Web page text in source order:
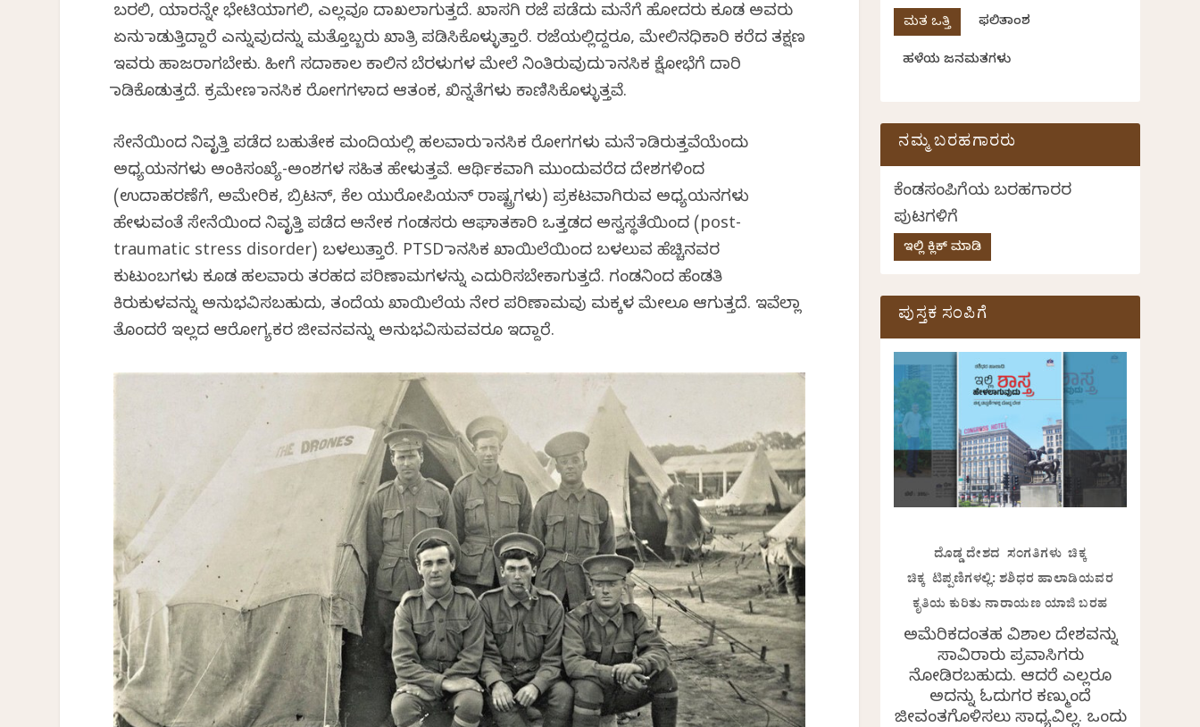
ಬರಲಿ, ಯಾರನ್ನೇ ಭೇಟಿಯಾಗಲಿ, ಎಲ್ಲವೂ ದಾಖಲಾಗುತ್ತದೆ. ಖಾಸಗಿ ರಜೆ ಪಡೆದು ಮನೆಗೆ ಹೋದರು ಕೂಡ ಅವರು
ಏನು ಮಾಡುತ್ತಿದ್ದಾರೆ ಎನ್ನುವುದನ್ನು ಮತ್ತೊಬ್ಬರು ಖಾತ್ರಿ ಪಡಿಸಿಕೊಳ್ಳುತ್ತಾರೆ. ರಜೆಯಲ್ಲಿದ್ದರೂ, ಮೇಲಿನಧಿಕಾರಿ ಕರೆದ ತಕ್ಷಣ
ಇವರು ಹಾಜರಾಗಬೇಕು. ಹೀಗೆ ಸದಾಕಾಲ ಕಾಲಿನ ಬೆರಳುಗಳ ಮೇಲೆ ನಿಂತಿರುವುದು ಮಾನಸಿಕ ಕ್ಷೋಭೆಗೆ ದಾರಿ
ಮಾಡಿಕೊಡುತ್ತದೆ. ಕ್ರಮೇಣ ಮಾನಸಿಕ ರೋಗಗಳಾದ ಆತಂಕ, ಖಿನ್ನತೆಗಳು ಕಾಣಿಸಿಕೊಳ್ಳುತ್ತವೆ.
ಸೇನೆಯಿಂದ ನಿವೃತ್ತಿ ಪಡೆದ ಬಹುತೇಕ ಮಂದಿಯಲ್ಲಿ ಹಲವಾರು ಮಾನಸಿಕ ರೋಗಗಳು ಮನೆ ಮಾಡಿರುತ್ತವೆಯೆಂದು
ಅಧ್ಯಯನಗಳು ಅಂಕಿಸಂಖ್ಯೆ-ಅಂಶಗಳ ಸಹಿತ ಹೇಳುತ್ತವೆ. ಆರ್ಥಿಕವಾಗಿ ಮುಂದುವರೆದ ದೇಶಗಳಿಂದ
(ಉದಾಹರಣೆಗೆ, ಅಮೇರಿಕ, ಬ್ರಿಟನ್, ಕೆಲ ಯುರೋಪಿಯನ್ ರಾಷ್ಟ್ರಗಳು) ಪ್ರಕಟವಾಗಿರುವ ಅಧ್ಯಯನಗಳು
ಹೇಳುವಂತೆ ಸೇನೆಯಿಂದ ನಿವೃತ್ತಿ ಪಡೆದ ಅನೇಕ ಗಂಡಸರು ಆಘಾತಕಾರಿ ಒತ್ತಡದ ಅಸ್ವಸ್ಥತೆಯಿಂದ (post-
traumatic stress disorder) ಬಳಲುತ್ತಾರೆ. PTSD ಮಾನಸಿಕ ಖಾಯಿಲೆಯಿಂದ ಬಳಲುವ ಹೆಚ್ಚಿನವರ
ಕುಟುಂಬಗಳು ಕೂಡ ಹಲವಾರು ತರಹದ ಪರಿಣಾಮಗಳನ್ನು ಎದುರಿಸಬೇಕಾಗುತ್ತದೆ. ಗಂಡನಿಂದ ಹೆಂಡತಿ
ಕಿರುಕುಳವನ್ನು ಅನುಭವಿಸಬಹುದು, ತಂದೆಯ ಖಾಯಿಲೆಯ ನೇರ ಪರಿಣಾಮವು ಮಕ್ಕಳ ಮೇಲೂ ಆಗುತ್ತದೆ. ಇವೆಲ್ಲಾ
ತೊಂದರೆ ಇಲ್ಲದ ಆರೋಗ್ಯಕರ ಜೀವನವನ್ನು ಅನುಭವಿಸುವವರೂ ಇದ್ದಾರೆ.
ಫಲಿತಾಂಶ
ಹಳೆಯ ಜನಮತಗಳು
ನಮ್ಮ ಬರಹಗಾರರು
ಕೆಂಡಸಂಪಿಗೆಯ ಬರಹಗಾರರ
ಪುಟಗಳಿಗೆ
ಇಲ್ಲಿ ಕ್ಲಿಕ್ ಮಾಡಿ
ಪುಸ್ತಕ ಸಂಪಿಗೆ
ದೊಡ್ಡ ದೇಶದ ಸಂಗತಿಗಳು ಚಿಕ್ಕ
ಚಿಕ್ಕ ಟಿಪ್ಪಣಿಗಳಲ್ಲಿ: ಶಶಿಧರ ಹಾಲಾಡಿಯವರ
ಕೃತಿಯ ಕುರಿತು ನಾರಾಯಣ ಯಾಜಿ ಬರಹ
ಅಮೆರಿಕದಂತಹ ವಿಶಾಲ ದೇಶವನ್ನು
ಸಾವಿರಾರು ಪ್ರವಾಸಿಗರು
ನೋಡಿರಬಹುದು. ಆದರೆ ಎಲ್ಲರೂ
ಅದನ್ನು ಓದುಗರ ಕಣ್ಮುಂದೆ
ಜೀವಂತಗೊಳಿಸಲು ಸಾಧ್ಯವಿಲ್ಲ. ಒಂದು